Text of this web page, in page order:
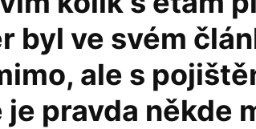
byl ve svém
ale s
je pravda někde